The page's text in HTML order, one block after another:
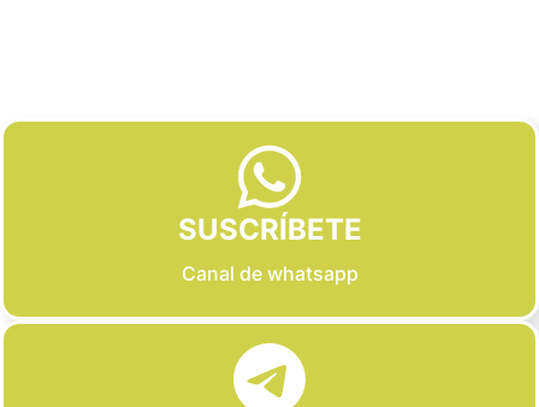
SUSCRÍBETE
Canal de whatsapp